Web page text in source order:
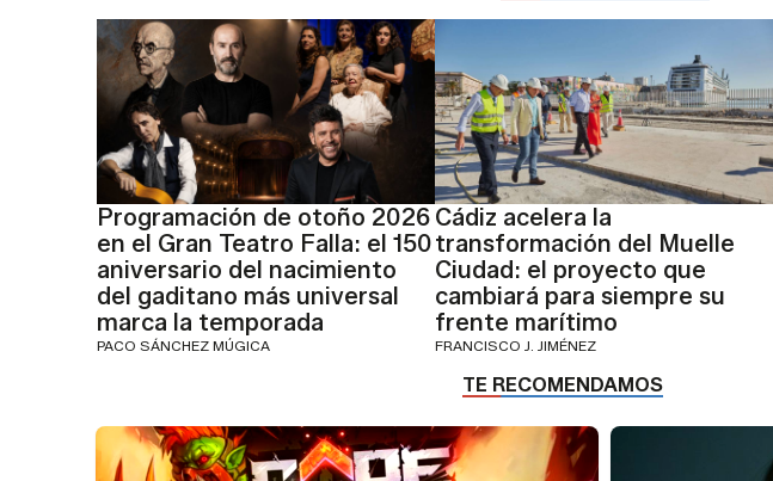
Programación de otoño 2026
en el Gran Teatro Falla: el 150
aniversario del nacimiento
del gaditano más universal
marca la temporada
PACO SÁNCHEZ MÚGICA
Cádiz acelera la
transformación del Muelle
Ciudad: el proyecto que
cambiará para siempre su
frente marítimo
FRANCISCO J. JIMÉNEZ